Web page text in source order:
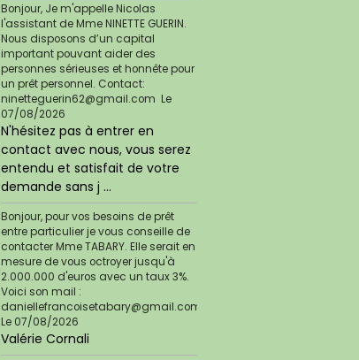
Bonjour, Je m'appelle Nicolas
l'assistant de Mme NINETTE GUERIN.
Nous disposons d’un capital
important pouvant aider des
personnes sérieuses et honnête pour
un prêt personnel. Contact:
ninetteguerin62@gmail.com Le
07/08/2026
N'hésitez pas à entrer en
contact avec nous, vous serez
entendu et satisfait de votre
demande sans j ...
Bonjour, pour vos besoins de prêt
entre particulier je vous conseille de
contacter Mme TABARY. Elle serait en
mesure de vous octroyer jusqu'à
2.000.000 d'euros avec un taux 3%.
Voici son mail :
daniellefrancoisetabary@gmail.com
Le 07/08/2026
Valérie Cornali